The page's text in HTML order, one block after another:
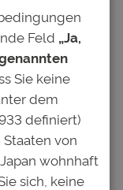
unter 6.917
Nur
Feld „Ja,
Sie keine
dem
definiert)
von
wohnhaft
sich, keine